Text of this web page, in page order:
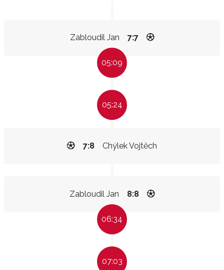
Zabloudil Jan 7:7
05:09
05:24
Chýlek Vojtěch
7:8
Zabloudil Jan 8:8
06:34
07:03